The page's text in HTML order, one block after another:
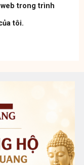
trong trình
tôi.